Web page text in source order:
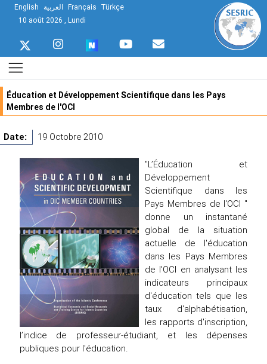
English العربية Français Türkçe
10 août 2026 , Lundi
Éducation et Développement Scientifique dans les Pays
Membres de l'OCI
Date: 19 Octobre 2010
"L’Éducation et
Développement
Scientifique dans les
Pays Membres de l'OCI "
donne un instantané
global de la situation
actuelle de l'éducation
dans les Pays Membres
de l'OCI en analysant les
indicateurs principaux
d'éducation tels que les
taux d'alphabétisation,
les rapports d'inscription,
l’indice de professeur-étudiant, et les dépenses
publiques pour l'éducation.